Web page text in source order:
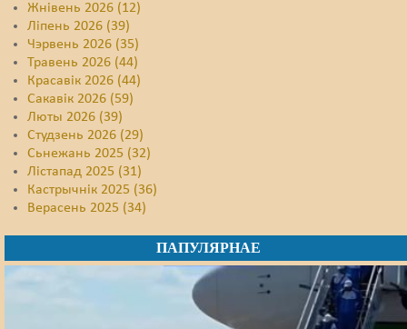
Жнівень 2026 (12)
Ліпень 2026 (39)
Чэрвень 2026 (35)
Травень 2026 (44)
Красавік 2026 (44)
Сакавік 2026 (59)
Люты 2026 (39)
Студзень 2026 (29)
Сьнежань 2025 (32)
Лістапад 2025 (31)
Кастрычнік 2025 (36)
Верасень 2025 (34)
ПАПУЛЯРНАЕ